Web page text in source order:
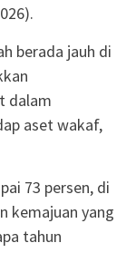
berada jauh di
dalam
aset wakaf,
73 persen, di
kemajuan yang
tahun